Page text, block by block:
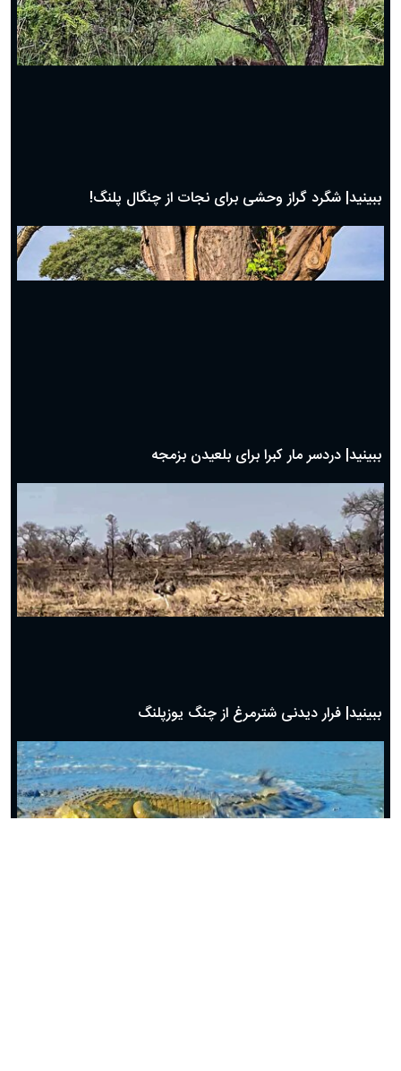
ببینید| شگرد گراز وحشی برای نجات از چنگال پلنگ!
ببینید| دردسر مار کبرا برای بلعیدن بزمجه
ببینید| فرار دیدنی شترمرغ از چنگ یوزپلنگ